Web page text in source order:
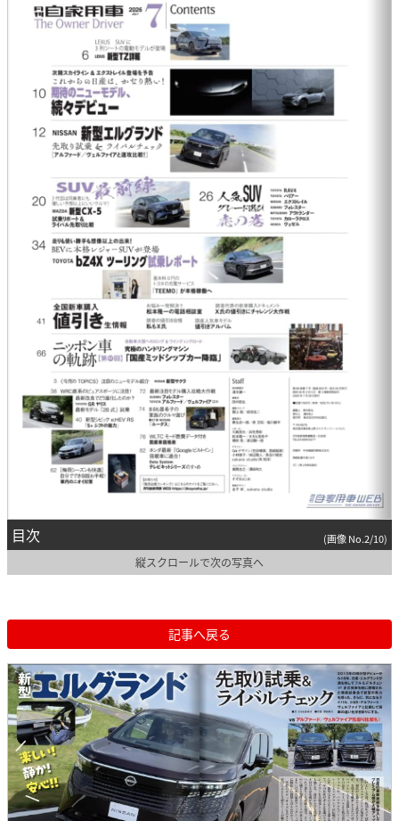
目次 (画像 No.2/10)
縦スクロールで次の写真へ
記事へ戻る